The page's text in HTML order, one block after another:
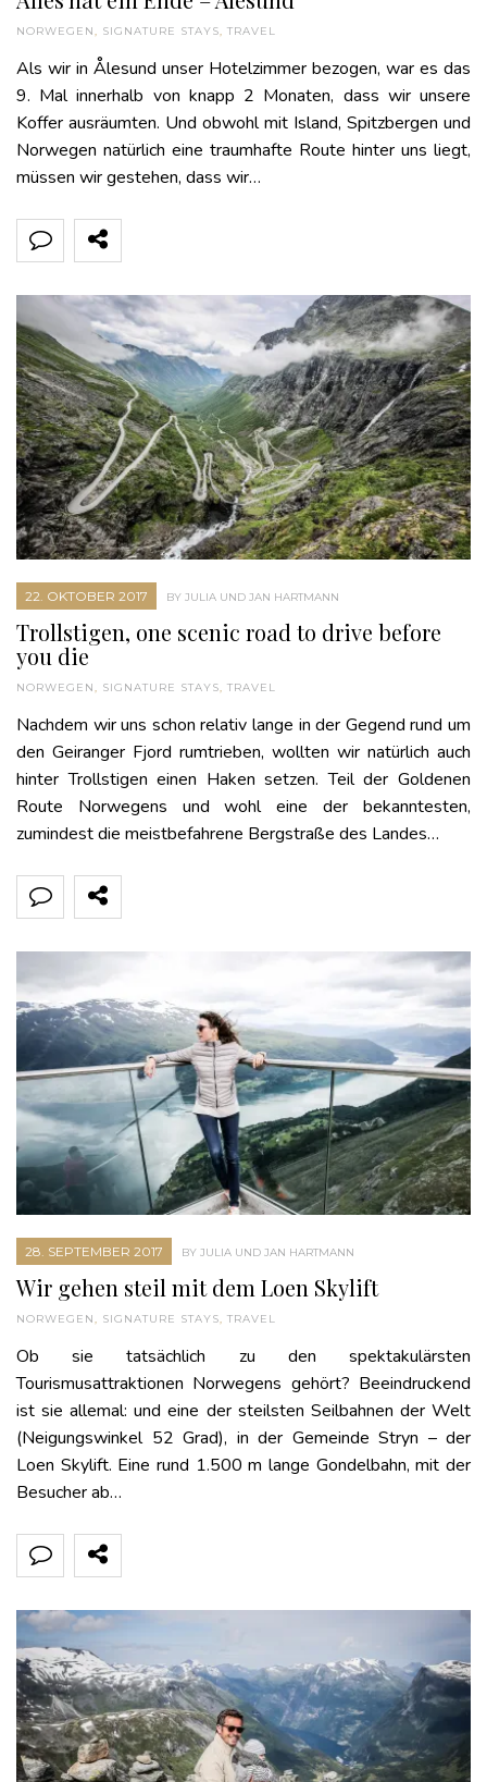
NORWEGEN, SIGNATURE STAYS, TRAVEL
Als wir in Ålesund unser Hotelzimmer bezogen, war es das
9. Mal innerhalb von knapp 2 Monaten, dass wir unsere
Koffer ausräumten. Und obwohl mit Island, Spitzbergen und
Norwegen natürlich eine traumhafte Route hinter uns liegt,
müssen wir gestehen, dass wir…
22. OKTOBER 2017 BY JULIA UND JAN HARTMANN
Trollstigen, one scenic road to drive before
you die
NORWEGEN SIGNATURE STAYS TRAVEL
Nachdem wir uns schon relativ lange in der Gegend rund um
den Geiranger Fjord rumtrieben, wollten wir natürlich auch
hinter Trollstigen einen Haken setzen. Teil der Goldenen
Route Norwegens und wohl eine der bekanntesten,
zumindest die meistbefahrene Bergstraße des Landes…
28. SEPTEMBER 2017 BY JULIA UND JAN HARTMANN
Wir gehen steil mit dem Loen Skylift
NORWEGEN, SIGNATURE STAYS, TRAVEL
Ob sie tatsächlich zu den spektakulärsten
Tourismusattraktionen Norwegens gehört? Beeindruckend
ist sie allemal: und eine der steilsten Seilbahnen der Welt
(Neigungswinkel 52 Grad), in der Gemeinde Stryn – der
Loen Skylift. Eine rund 1.500 m lange Gondelbahn, mit der
Besucher ab…